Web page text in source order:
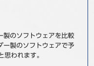
製のソフトウェアを比較
ー製のソフトウェアで予
思われます。